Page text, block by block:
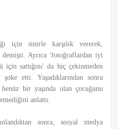
için sinirle karşılık vererek,
Ayrıca 'fotoğraflardan iyi
için sattığını' da hiç çekinmeden
etti. Yaşadıklarından sonra
bir yaşında olan çocuğunu
anlattı.
sonra, sosyal medya